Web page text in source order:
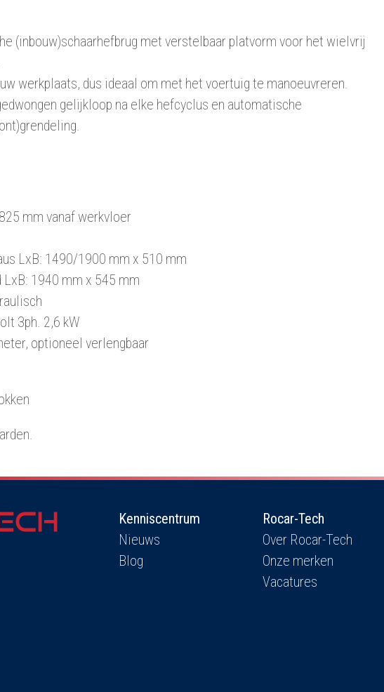
(inbouw)schaarhefbrug met verstelbaar platvorm voor het wielvrij
werkplaats, dus ideaal om met het voertuig te manoeuvreren.
gelijkloop na elke hefcyclus en automatische
mm vanaf werkvloer
LxB: 1490/1900 mm x 510 mm
1940 mm x 545 mm
3ph. 2,6 kW
optioneel verlengbaar
Kenniscentrum
Nieuws
Blog
Rocar-Tech
Over Rocar-Tech
Onze merken
Vacatures